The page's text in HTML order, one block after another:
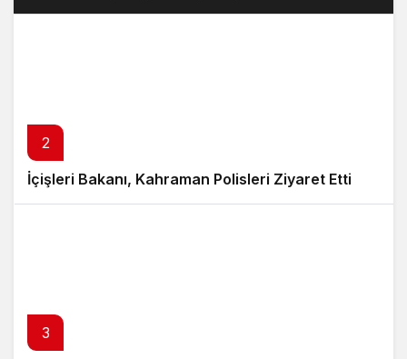
2
İçişleri Bakanı, Kahraman Polisleri Ziyaret Etti
3